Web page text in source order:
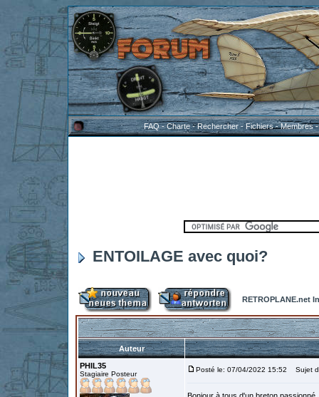
FAQ-Charte-Rechercher-Fichiers-Membres
ENTOILAGE avec quoi?
RETROPLANE.net
Auteur
PHIL35
Stagiaire Posteur
Posté le: 07/04/2022 15:52 Sujet